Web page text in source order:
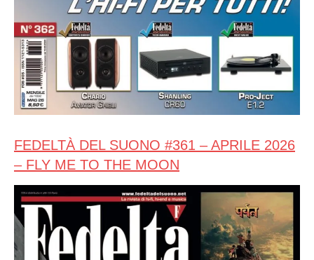
FEDELTÀ DEL SUONO #361 – APRILE 2026
– FLY ME TO THE MOON